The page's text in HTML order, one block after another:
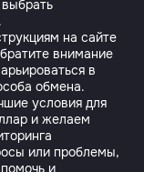
на сайте
внимание
в
обмена.
условия для
и желаем
или проблемы,
и